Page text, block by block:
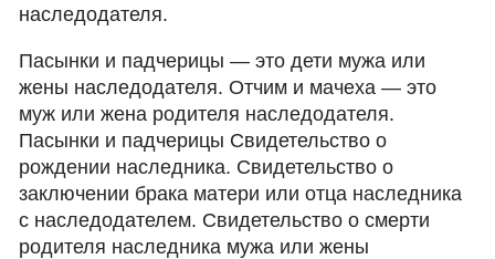
наследодателя.
Пасынки и падчерицы — это дети мужа или
жены наследодателя. Отчим и мачеха — это
муж или жена родителя наследодателя.
Пасынки и падчерицы Свидетельство о
рождении наследника. Свидетельство о
заключении брака матери или отца наследника
с наследодателем. Свидетельство о смерти
родителя наследника мужа или жены